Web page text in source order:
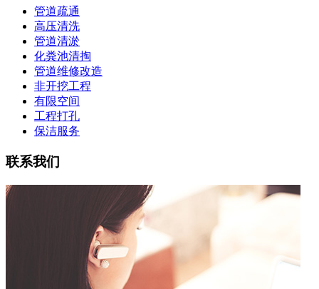
管道疏通
高压清洗
管道清淤
化粪池清掏
管道维修改造
非开挖工程
有限空间
工程打孔
保洁服务
联系我们